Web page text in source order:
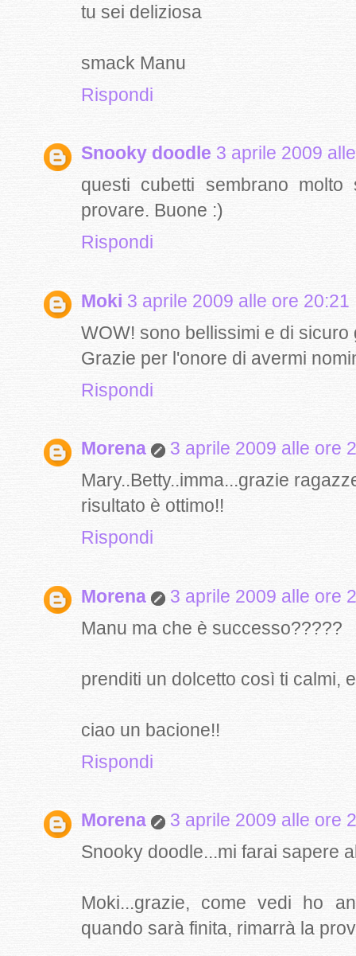
tu sei deliziosa
smack Manu
Rispondi
Snooky doodle 3 aprile 2009
questi cubetti sembrano
provare. Buone :)
Rispondi
Moki 3 aprile 2009 alle ore 20:21
WOW! sono bellissimi e di sicuro
Grazie per l'onore di avermi
Rispondi
Morena
3 aprile 2009 alle ore
Mary..Betty..imma...grazie
risultato è ottimo!!
Rispondi
Morena
3 aprile 2009 alle ore
Manu ma che è successo?????
prenditi un dolcetto così ti calmi,
ciao un bacione!!
Rispondi
Morena
3 aprile 2009 alle ore
Snooky doodle...mi farai sapere
Moki...grazie, come vedi ho
quando sarà finita, rimarrà la